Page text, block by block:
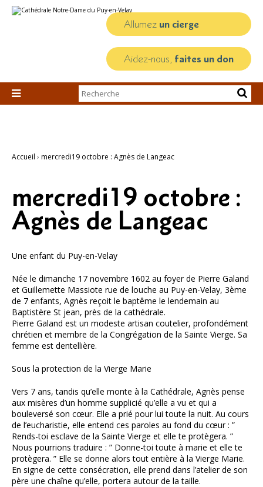
au
personnels
Allumez un cierge
Aidez-nous, faites un don

Chercher par
Recherche
Accueil › mercredi19 octobre : Agnès de Langeac
mercredi19 octobre :
Agnès de Langeac
Une enfant du Puy-en-Velay
Née le dimanche 17 novembre 1602 au foyer de Pierre Galand
et Guillemette Massiote rue de louche au Puy-en-Velay, 3ème
de 7 enfants, Agnès reçoit le baptême le lendemain au
Baptistère St jean, près de la cathédrale.
Pierre Galand est un modeste artisan coutelier, profondément
chrétien et membre de la Congrégation de la Sainte Vierge. Sa
femme est dentellière.
Sous la protection de la Vierge Marie
Vers 7 ans, tandis qu’elle monte à la Cathédrale, Agnès pense
aux misères d’un homme supplicié qu’elle a vu et qui a
bouleversé son cœur. Elle a prié pour lui toute la nuit. Au cours
de l’eucharistie, elle entend ces paroles au fond du cœur : ”
Rends-toi esclave de la Sainte Vierge et elle te protègera. ”
Nous pourrions traduire : ” Donne-toi toute à marie et elle te
protègera. ” Elle se donne alors tout entière à la Vierge Marie.
En signe de cette consécration, elle prend dans l’atelier de son
père une chaîne qu’elle, portera autour de la taille.